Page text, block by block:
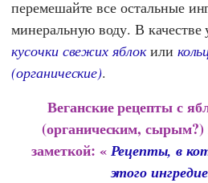
перемешайте все остальные
минеральную воду. В
кусочки свежих яблокили
(органические).
Веганские рецепты с
(органическим,
заметкой: « Рецепты, в
этого